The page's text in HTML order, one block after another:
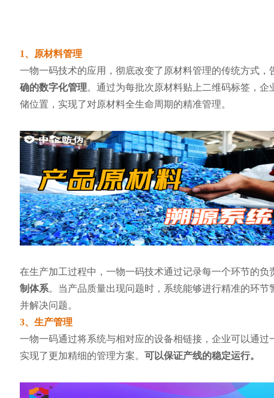
1、原材料管理
一物一码技术的应用，彻底改变了原材料管理的传统方式，
确的数字化管理。通过为每批次原材料贴上二维码标签，
储位置，实现了对原材料全生命周期的精准管理。
在生产加工过程中，一物一码技术通过记录每一个环节的负
制体系。当产品质量出现问题时，系统能够进行精准的环
并解决问题。
3、生产管理
一物一码通过将系统与相对应的设备相链接，企业可以通过
实现了更加精细的管理方案。 可以保证产线的稳定运行。